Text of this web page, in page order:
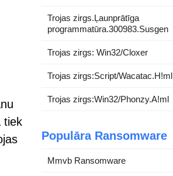
tiek
Trojas zirgs.Ļaunprātīga
programmatūra.300983.Susgen
Trojas zirgs: Win32/Cloxer
Trojas zirgs:Script/Wacatac.H!ml
Trojas zirgs:Win32/Phonzy.A!ml
Populāra Ransomware
Mmvb Ransomware